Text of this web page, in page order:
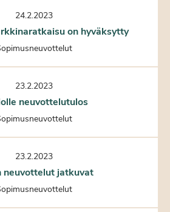
24.2.2023
on hyväksytty
23.2.2023
neuvottelutulos
23.2.2023
neuvottelut jatkuvat